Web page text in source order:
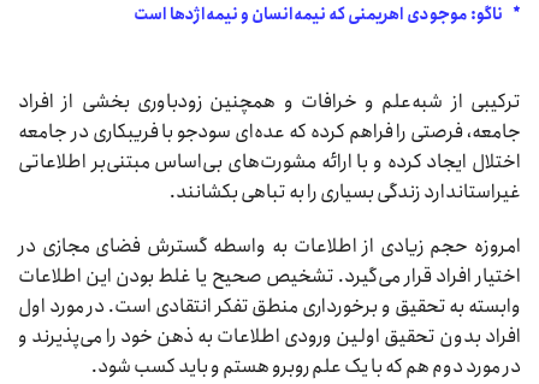
* ناگو: موجودی اهریمنی که نیمه‌انسان و نیمه‌اژدها است
ترکیبی از شبه‌علم و خرافات و همچنین زودباوری بخشی از افراد
جامعه، فرصتی را فراهم کرده که عده‌ای سودجو با فریبکاری در جامعه
اختلال ایجاد کرده و با ارائه مشورت‌های بی‌اساس مبتنی‌بر اطلاعاتی
غیراستاندارد زندگی بسیاری را به تباهی بکشانند.
امروزه حجم زیادی از اطلاعات به واسطه گسترش فضای مجازی در
اختیار افراد قرار می‌گیرد. تشخیص صحیح یا غلط بودن این اطلاعات
وابسته به تحقیق و برخورداری منطق تفکر انتقادی است. در مورد اول
افراد بدون تحقیق اولین ورودی اطلاعات به ذهن خود را می‌پذیرند و
در مورد دوم هم که با یک علم روبرو هستم و باید کسب شود.